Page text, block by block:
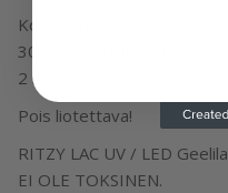
Kovettumisaika –
30 sek. Led (48W) ja
2 min. UV (36W)
Pois liotettava!
RITZY LAC UV / LED
EI OLE TOKSINEN.